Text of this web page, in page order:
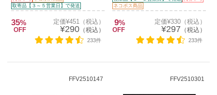
取寄品【３～５営業日】で発送
35%
OFF
定価¥451（税込）
¥290（税込）
233件
ネコポス商品
9%
OFF
定価¥330（税込）
¥297 （税込）
233件
FFV2510147 FFV2510301